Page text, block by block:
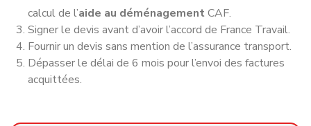
calcul de l’aide au déménagementCAF.
Signer le devis avant d’avoir l’accord de France Travail.
Fournir un devis sans mention de l’assurance transport.
Dépasser le délai de 6 mois pour l’envoi des factures
acquittées.